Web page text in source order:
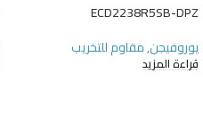
ECD2238R5SB-DPZ
يوروفيجن,مقاوم للتخريب
قراءة المزيد